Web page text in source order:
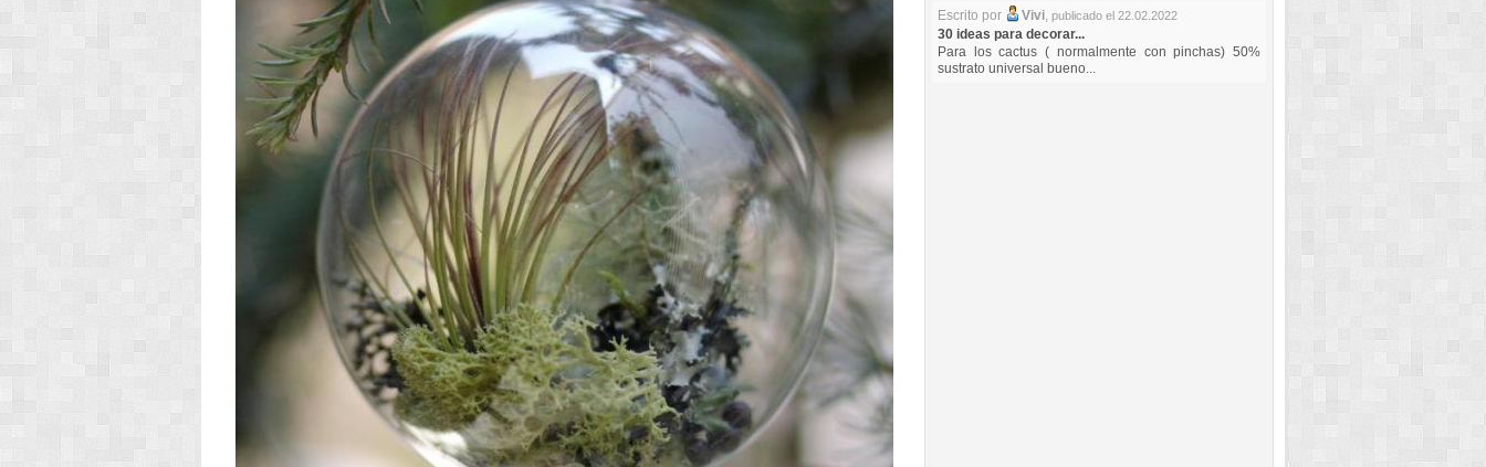
Escrito por
Vivi, publicado el 22.02.2022
30 ideas para decorar...
Para los cactus ( normalmente con pinchas) 50%
sustrato universal bueno...